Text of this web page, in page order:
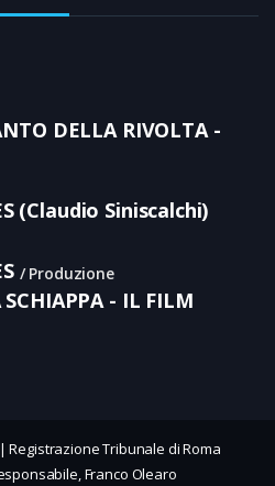
DELLA RIVOLTA -
(Claudio Siniscalchi)
Produzione
- IL FILM
Registrazione Tribunale di Roma
Franco Olearo